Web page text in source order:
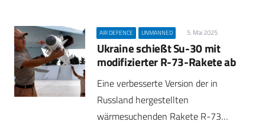
AIR DEFENCE UNMANNED 5. Mai 2025
Ukraine schießt Su-30 mit
modifizierter R-73-Rakete ab
Eine verbesserte Version der in
Russland hergestellten
wärmesuchenden Rakete R-73…